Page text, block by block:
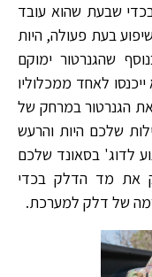
שבעת שהוא עובד
בעת פעולה, היות
שהגנרטור ימוקם
לאחד ממכלוליו
את הגנרטור במרחק של
שלכם היות והרעש
לדוג' בסאונד שלכם
את מד הדלק בכדי
של דלק למערכת.